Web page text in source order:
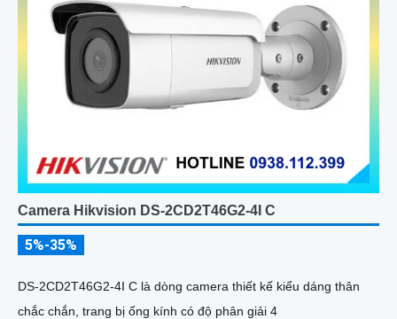
Camera Hikvision DS-2CD2T46G2-4I C
5%-35%
DS-2CD2T46G2-4I C là dòng camera thiết kế kiểu dáng thân
chắc chắn, trang bị ống kính có độ phân giải 4